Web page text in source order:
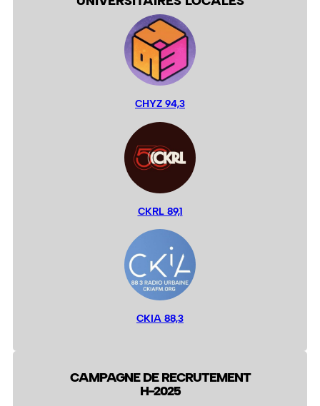
CHYZ 94,3
CKRL 89,1
CKIA 88,3
CAMPAGNE DE RECRUTEMENT
H-2025